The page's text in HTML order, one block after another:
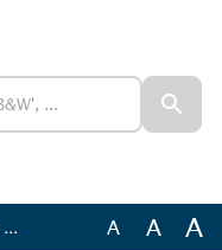
A A A